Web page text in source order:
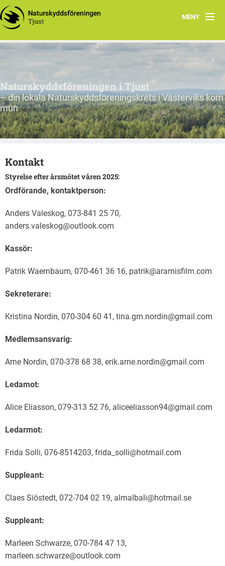
MENY
Hem
Yttranden & Opinion
Valet 2026
Kontakt
Naturskyddsföreningen i Tjust
– din lokala Naturskyddsföreningskrets i Västerviks kom
mun
Kontakt
Styrelse efter årsmötet våren 2025:
Ordförande, kontaktperson:
Anders Valeskog, 073-841 25 70,
anders.valeskog@outlook.com
Kassör:
Patrik Waernbaum, 070-461 36 16, patrik@aramisfilm.com
Sekreterare:
Kristina Nordin, 070-304 60 41, tina.gm.nordin@gmail.com
Medlemsansvarig:
Arne Nordin, 070-378 68 38, erik.arne.nordin@gmail.com
Ledamot:
Alice Eliasson, 079-313 52 76, aliceeliasson94@gmail.com
Ledarmot:
Frida Solli, 076-8514203, frida_solli@hotmail.com
Suppleant:
Claes Siöstedt, 072-704 02 19, almalbali@hotmail.se
Suppleant:
Marleen Schwarze, 070-784 47 13,
marleen.schwarze@outlook.com